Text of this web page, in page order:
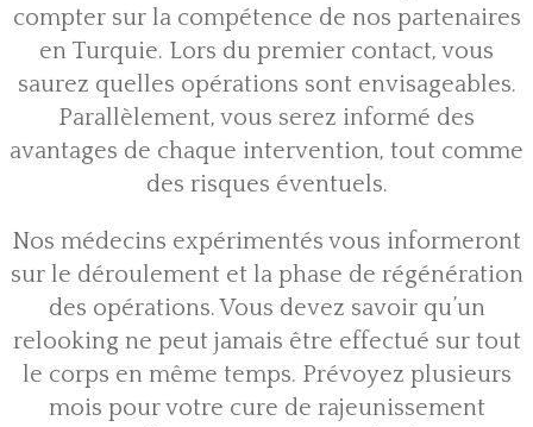
compter sur la compétence de nos partenaires
en Turquie. Lors du premier contact, vous
saurez quelles opérations sont envisageables.
Parallèlement, vous serez informé des
avantages de chaque intervention, tout comme
des risques éventuels.
Nos médecins expérimentés vous informeront
sur le déroulement et la phase de régénération
des opérations. Vous devez savoir qu’un
relooking ne peut jamais être effectué sur tout
le corps en même temps. Prévoyez plusieurs
mois pour votre cure de rajeunissement